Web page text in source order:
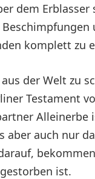
dem
komplett zu
der Welt zu
Testament
aber auch nur
ist.